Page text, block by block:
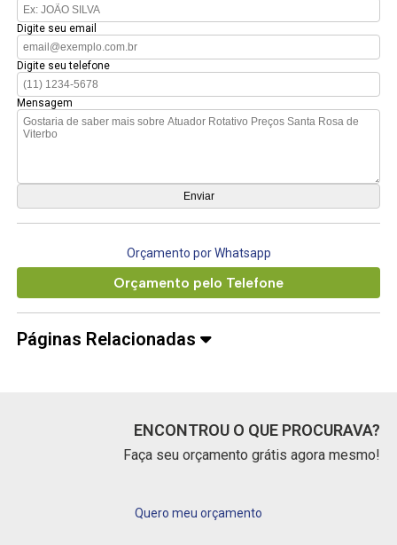
Digite seu email
Digite seu telefone
Mensagem
Orçamento por Whatsapp
Orçamento pelo Telefone
Páginas Relacionadas
ENCONTROU O QUE PROCURAVA?
Faça seu orçamento grátis agora mesmo!
Quero meu orçamento